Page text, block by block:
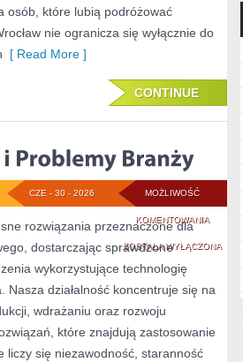
osób, które lubią podróżować
nie ogranicza się wyłącznie do
[ Read More ]
CONTINUE
MOŻLIWOŚĆ
KOMENTOWANIA
I
ZOSTAŁA WYŁĄCZONA
CZE - 30 - 2026
rozwiązania przeznaczone dla
dostarczając sprawdzone
wykorzystujące technologię
Nasza działalność koncentruje się na
wdrażaniu oraz rozwoju
które znajdują zastosowanie
liczy się niezawodność, staranność